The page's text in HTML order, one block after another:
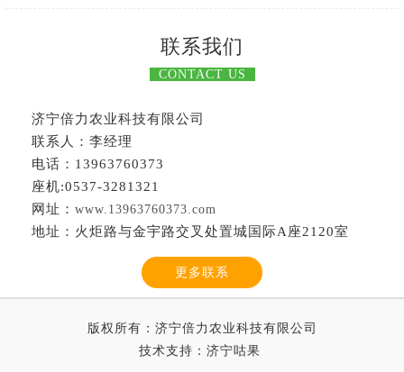
联系我们
CONTACT US
济宁倍力农业科技有限公司
联系人：李经理
电话：13963760373
座机:0537-3281321
网址： www.13963760373.com
地址：火炬路与金宇路交叉处置城国际A座2120室
更多联系
版权所有：济宁倍力农业科技有限公司
技术支持： 济宁咕果